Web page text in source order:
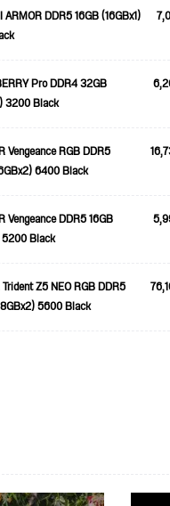
DDR5 16GB (16GBx1)
Pro DDR4 32GB
3200 Black
Vengeance RGB DDR5
6400 Black
Vengeance DDR5 16GB
Black
Z5 NEO RGB DDR5
5600 Black